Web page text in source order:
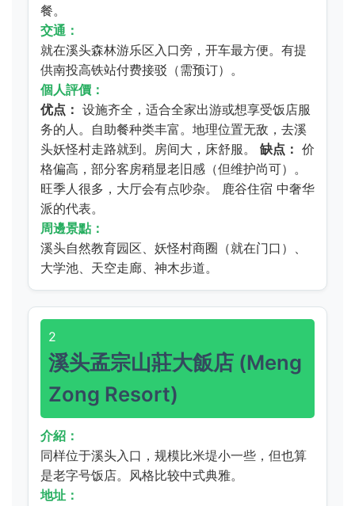
餐。
交通：
就在溪头森林游乐区入口旁，开车最方便。有提
供南投高铁站付费接驳（需预订）。
個人評價：
优点： 设施齐全，适合全家出游或想享受饭店服
务的人。自助餐种类丰富。地理位置无敌，去溪
头妖怪村走路就到。房间大，床舒服。 缺点： 价
格偏高，部分客房稍显老旧感（但维护尚可）。
旺季人很多，大厅会有点吵杂。 鹿谷住宿 中奢华
派的代表。
周邊景點：
溪头自然教育园区、妖怪村商圈（就在门口）、
大学池、天空走廊、神木步道。
2
溪头孟宗山莊大飯店 (Meng
Zong Resort)
介紹：
同样位于溪头入口，规模比米堤小一些，但也算
是老字号饭店。风格比较中式典雅。
地址：